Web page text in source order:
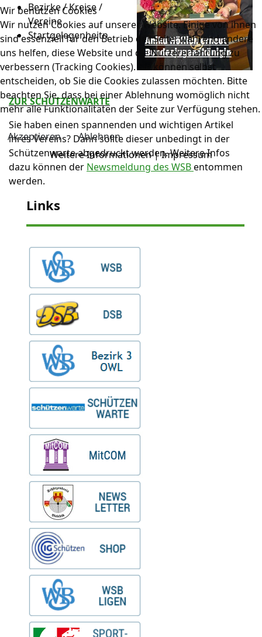
Bezirke / Kreise /
Vereine
Startgelegenheitn
ZUR SCHÜTZENWARTE
Sie haben einen spannenden und wichtigen Artikel
ihres Vereins? Dann sollte dieser unbedingt in der
Schützenwarte abgedruckt werden. Weitere Infos
dazu können der Newsmeldung des WSBentommen
werden.
Links
Wir benutzen Cookies
Wir nutzen Cookies auf unserer Website. Einige von ihnen
sind essenziell für den Betrieb der Seite, während andere
uns helfen, diese Website und die Nutzererfahrung zu
verbessern (Tracking Cookies). Sie können selbst
entscheiden, ob Sie die Cookies zulassen möchten. Bitte
beachten Sie, dass bei einer Ablehnung womöglich nicht
mehr alle Funktionalitäten der Seite zur Verfügung stehen.
Akzeptieren
Ablehnen
Weitere Informationen|Impressum